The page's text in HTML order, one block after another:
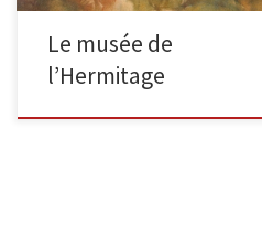
Le musée de
l’Hermitage